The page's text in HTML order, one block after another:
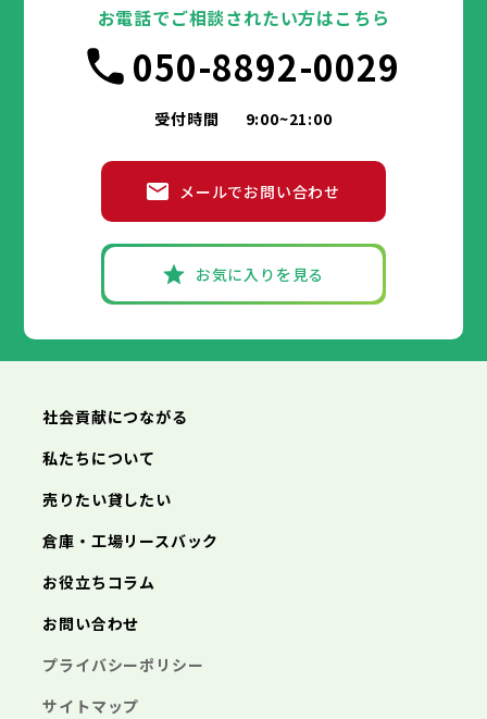
お電話でご相談されたい方はこちら
050-8892-0029
受付時間 9:00~21:00
メールでお問い合わせ
お気に入りを見る
社会貢献につながる
私たちについて
売りたい貸したい
倉庫・工場リースバック
お役立ちコラム
お問い合わせ
プライバシーポリシー
サイトマップ